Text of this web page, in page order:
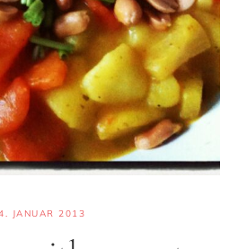
JANUAR 2013